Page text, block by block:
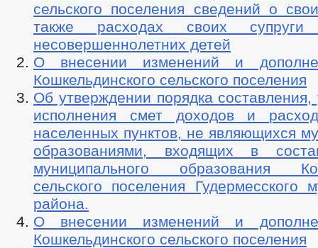
сельского поселения сведений о
также расходах своих
несовершеннолетних детей
О внесении изменений и
Кошкельдинского сельского поселения
Об утверждении порядка
исполнения смет доходов и
населенных пунктов, не являющихся
образованиями, входящих в
муниципального образования
сельского поселения Гудермесского
района.
О внесении изменений и
Кошкельдинского сельского поселения